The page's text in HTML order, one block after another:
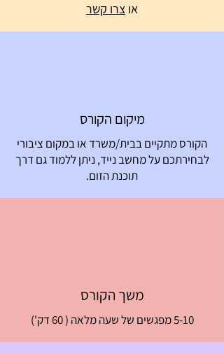
או צרו קשר
מיקום הקורס
הקורס מתקיים בבית/משרד או במקום ציבורי
לבחירתכם על מחשב נייד, ניתן ללמוד גם דרך
תוכנת הזום.
משך הקורס
5-10 מפגשים של שעה מלאה ( 60 דק')